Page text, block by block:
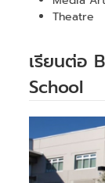
Theatre
เรียนต่อ
School